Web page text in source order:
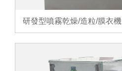
研發型噴霧乾燥/造粒/膜衣機